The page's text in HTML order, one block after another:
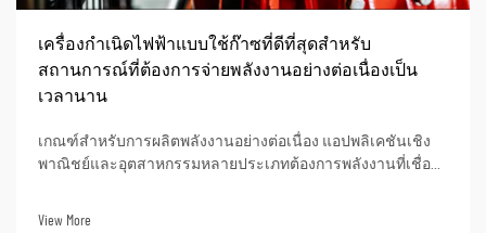
เครื่องกำเนิดไฟฟ้าแบบใช้ก๊าซที่ดีที่สุดสำหรับ
สถานการณ์ที่ต้องการจ่ายพลังงานอย่างต่อเนื่องเป็น
เวลานาน
เกณฑ์สำหรับการผลิตพลังงานอย่างต่อเนื่อง แอปพลิเคชันเชิง
พาณิชย์และอุตสาหกรรมหลายประเภทต้องการพลังงานที่เชื่อถือ
View More